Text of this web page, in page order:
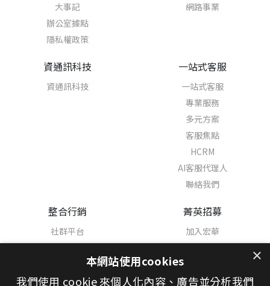
大事記
辦公室據點
隱私權政策
網路事業
資通訊科技
資通訊科技
一站式客服
一站式客服
專業服務
多元方案
客服焦點
HCRM
AI客服代理人
聯絡我們
整合行銷
社群平台
菁英招募
加入宏華
學習與發展
幸福職場
×
本網站使用cookies
我們使用 cookie 來個人化內容、廣告並分析我們